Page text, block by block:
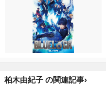
柏木由紀子 の関連記事›